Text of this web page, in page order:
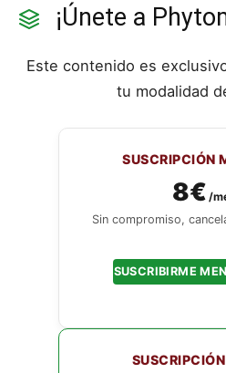
¡Únete a
Este contenido es
tu modalidad
SUSCRIPCIÓN
8€ /
Sin compromiso,
SUSCRIBIRME